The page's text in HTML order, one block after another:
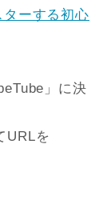
ーする初心
」に決
URLを